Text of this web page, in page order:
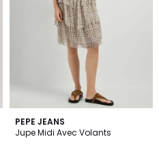
PEPE JEANS
Jupe Midi Avec Volants